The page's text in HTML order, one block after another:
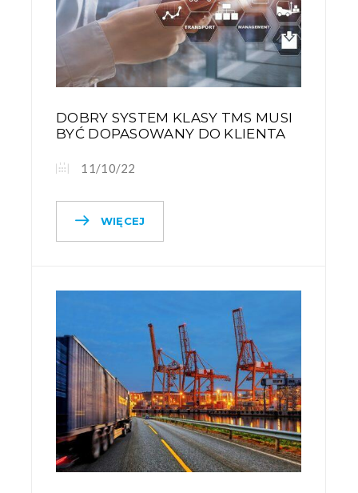
DOBRY SYSTEM KLASY TMS MUSI
BYĆ DOPASOWANY DO KLIENTA
11/10/22
WIĘCEJ